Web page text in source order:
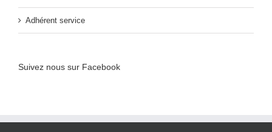
Adhérent service
Suivez nous sur Facebook